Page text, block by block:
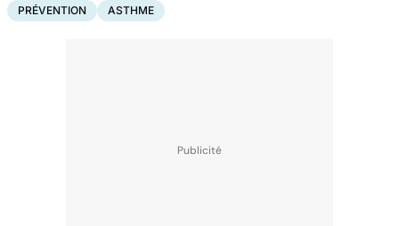
PRÉVENTION ASTHME